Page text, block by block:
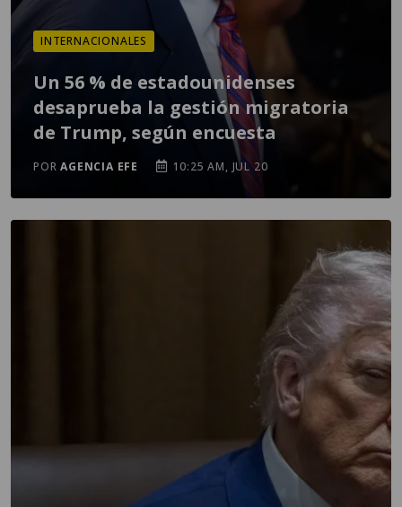
INTERNACIONALES
Un 56 % de estadounidenses
desaprueba la gestión migratoria
de Trump, según encuesta
PORAGENCIA EFE 10:25 AM, JUL 20